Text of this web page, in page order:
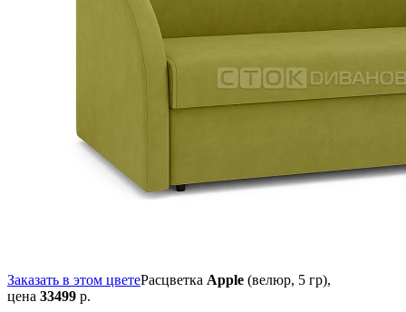
Заказать в этом цветеРасцветка Apple (велюр, 5 гр),
цена 33499 р.